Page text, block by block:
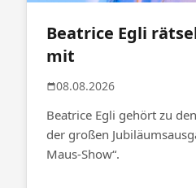
Beatrice Egli
mit
08.08.2026
Beatrice Egli gehört zu
der großen
Maus-Show“.